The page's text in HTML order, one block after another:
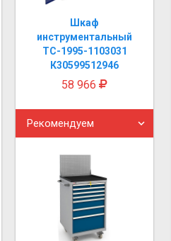
Шкаф
инструментальный
TC-1995-1103031
К30599512946
58 966
Рекомендуем